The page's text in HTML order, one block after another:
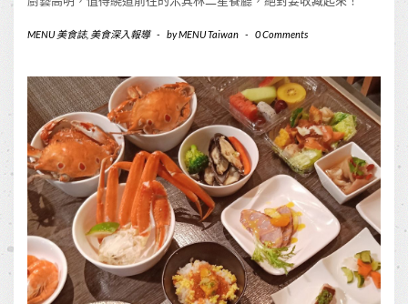
MENU 美食誌, 美食深入報導 - byMENU Taiwan - 0 Comments